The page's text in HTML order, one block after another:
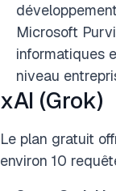
Microsoft
informatiques
niveau
xAI (Grok)
Le plan gratuit
environ 10